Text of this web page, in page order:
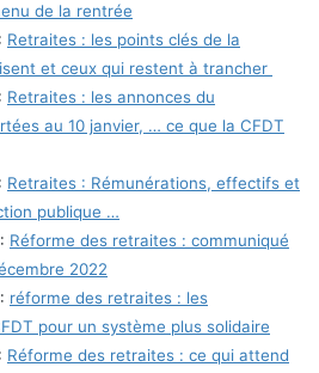
de la rentrée
Retraites : les points clés de la
et ceux qui restent à trancher
Retraites : les annonces du
au 10 janvier, … ce que la CFDT
Retraites : Rémunérations, effectifs et
publique …
Réforme des retraites : communiqué
2022
réforme des retraites : les
pour un système plus solidaire
Réforme des retraites : ce qui attend